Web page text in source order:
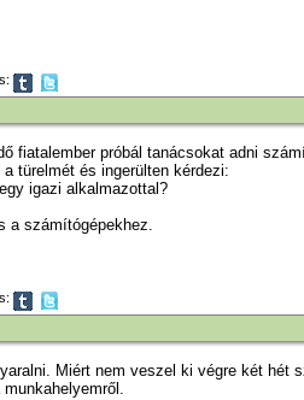
fiatalember próbál tanácsokat adni
türelmét és ingerülten kérdezi:
igazi alkalmazottal?
a számítógépekhez.
Miért nem veszel ki végre két hét